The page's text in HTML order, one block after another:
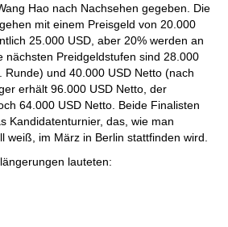
Hao nach Nachsehen gegeben. Die
mit einem Preisgeld von 20.000
25.000 USD, aber 20% werden an
nächsten Preidgeldstufen sind 28.000
Runde) und 40.000 USD Netto (nach
erhält 96.000 USD Netto, der
64.000 USD Netto. Beide Finalisten
Kandidatenturnier, das, wie man
weiß, im März in Berlin stattfinden wird.
lauteten: